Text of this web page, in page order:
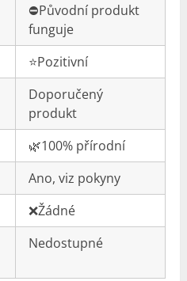
⛔️Původní produkt
funguje
⭐️Pozitivní
Doporučený
produkt
🌿100% přírodní
Ano, viz pokyny
❌Žádné
Nedostupné